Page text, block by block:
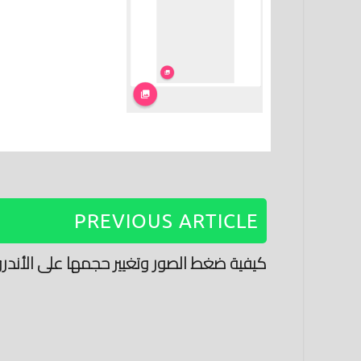
PREVIOUS ARTICLE
كيفية ضغط الصور وتغيير حجمها على